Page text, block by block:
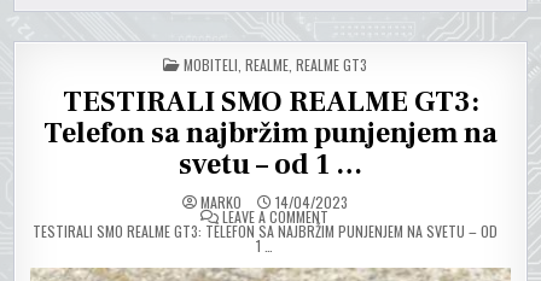
POSTED
IN
MOBITELI REALME, REALME GT3
TESTIRALI SMO REALME GT3:
Telefon sa najbržim punjenjem na
svetu – od 1 …
MARKO 14/04/2023
LEAVE A COMMENTON
TESTIRALI SMO REALME GT3: TELEFON SA NAJBRŽIM PUNJENJEM NA SVETU – OD
1 …